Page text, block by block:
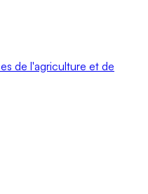
de l'agriculture et de